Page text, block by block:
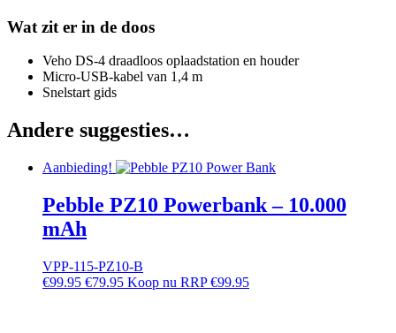
Wat zit er in de doos
Veho DS-4 draadloos oplaadstation en houder
Micro-USB-kabel van 1,4 m
Snelstart gids
Andere suggesties…
Aanbieding!
Pebble PZ10 Powerbank – 10.000
mAh
VPP-115-PZ10-B
€99.95 €79.95 RRP€99.95